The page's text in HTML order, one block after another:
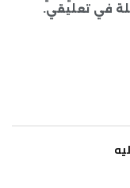
في تعليقي.